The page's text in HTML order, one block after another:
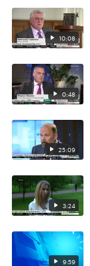
10:08
0:48
25:09
3:24
9:59